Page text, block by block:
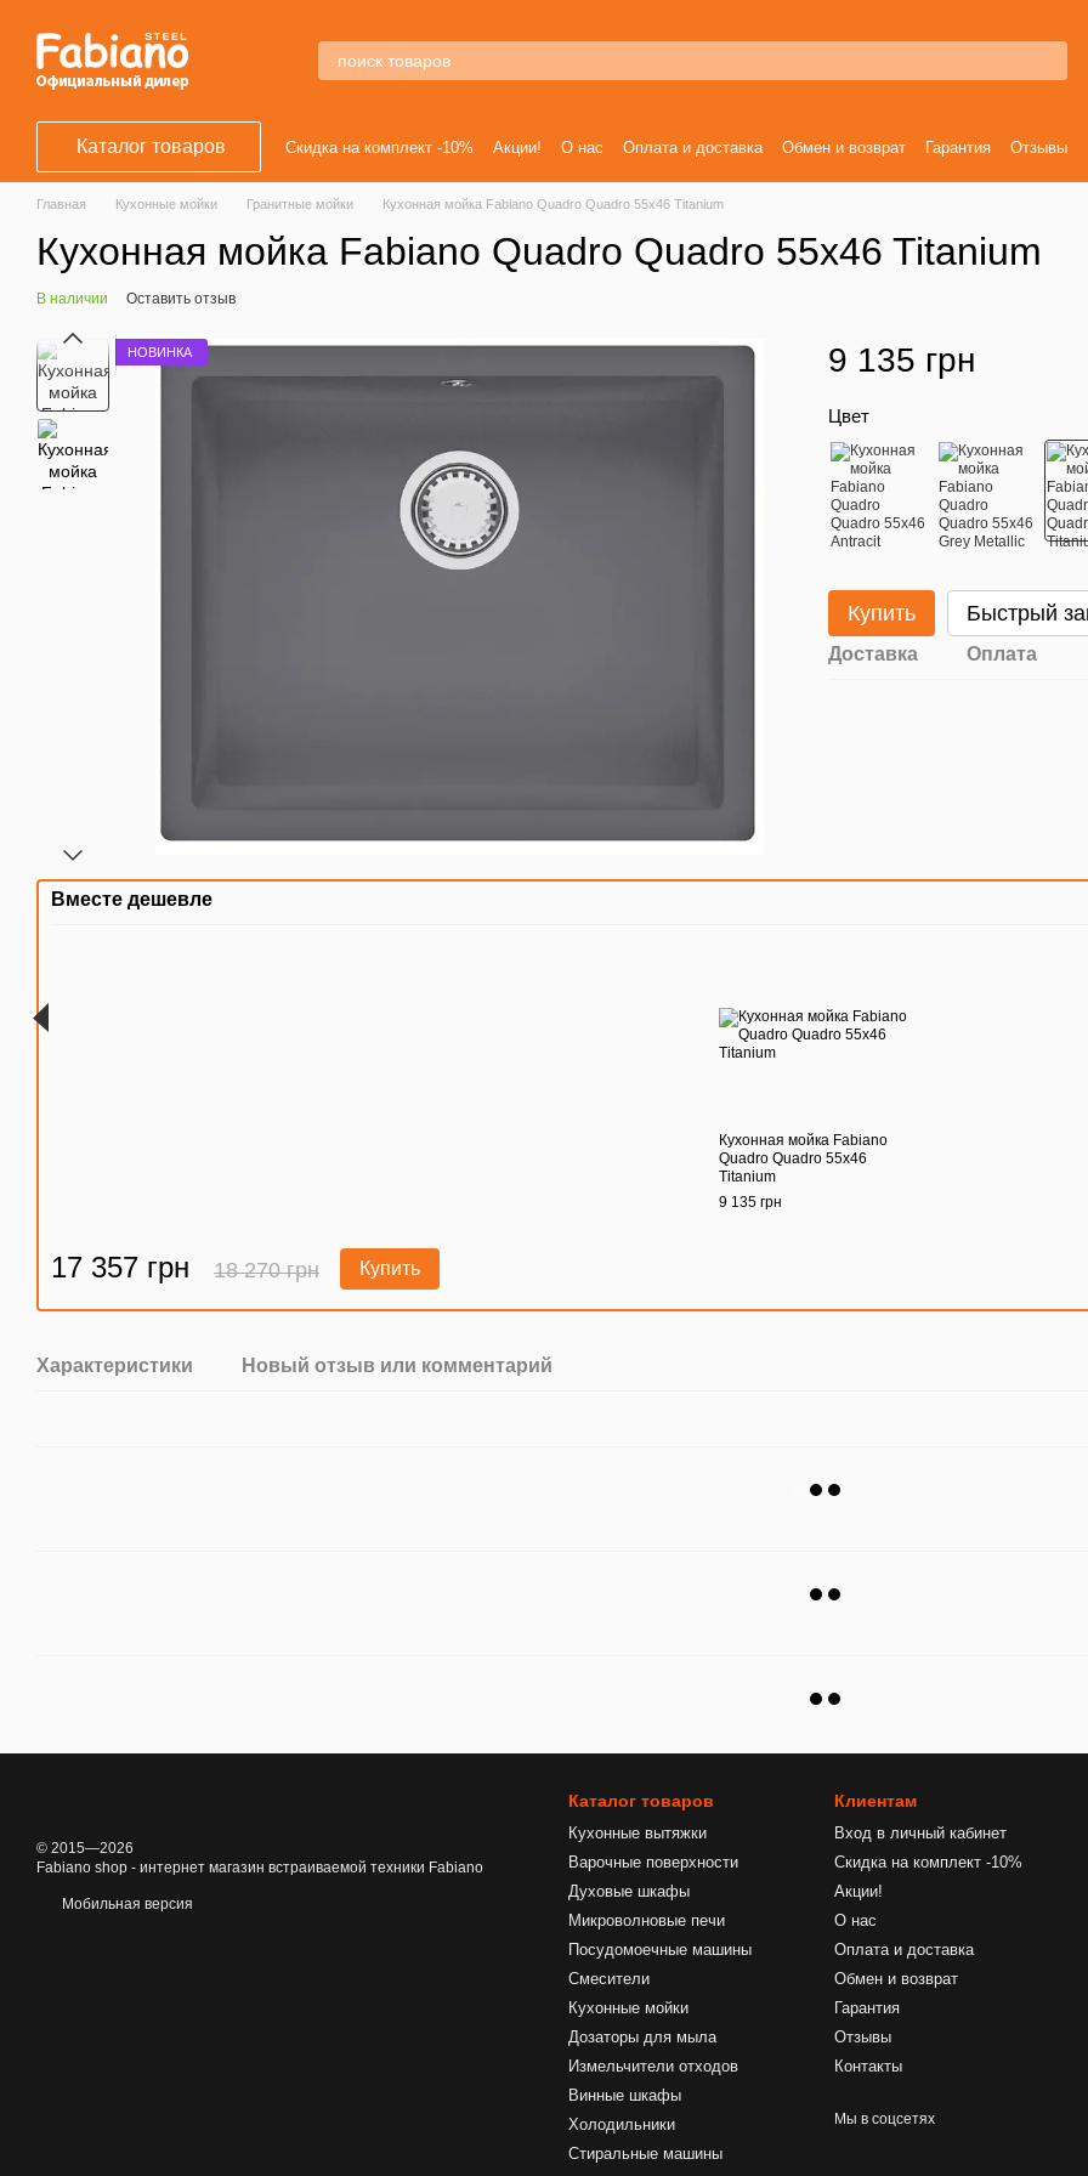
Каталог товаров Скидка на комплект -10% Акции! О нас Оплата и доставка Обмен и возврат Гарантия Отзывы
Главная Кухонные мойки Гранитные мойки Кухонная мойка Fabiano Quadro Quadro 55x46 Titanium
Кухонная мойка Fabiano Quadro Quadro 55x46 Titanium
В наличии Оставить отзыв
НОВИНКА 9 135 грн
Цвет
Купить Быстрый
Доставка Оплата
Вместе дешевле
Кухонная мойка Fabiano
Quadro Quadro 55x46
Titanium
9 135 грн
17 357 грн 18 270 грн Купить
Характеристики Новый отзыв или комментарий
© 2015—2026
Fabiano shop - интернет магазин встраиваемой техники Fabiano
Мобильная версия
Каталог товаров
Кухонные вытяжки
Варочные поверхности
Духовые шкафы
Микроволновые печи
Посудомоечные машины
Смесители
Кухонные мойки
Дозаторы для мыла
Измельчители отходов
Винные шкафы
Холодильники
Стиральные машины
Клиентам
Вход в личный кабинет
Скидка на комплект -10%
Акции!
О нас
Оплата и доставка
Обмен и возврат
Гарантия
Отзывы
Контакты
Мы в соцсетях